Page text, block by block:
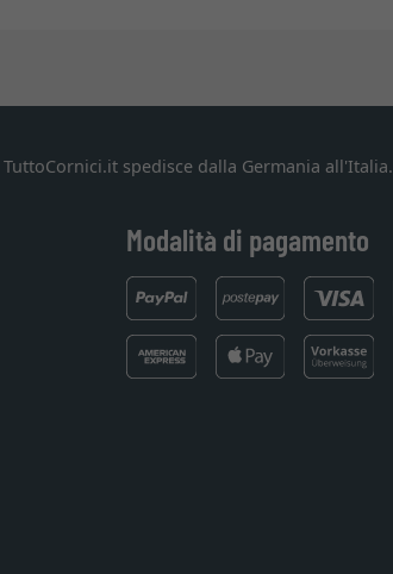
spedisce dalla Germania all'Italia.
Modalità di pagamento